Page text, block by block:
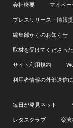
会社概要 マイペー
プレスリリース・情報
編集部からのお知らせ
取材を受けてくださっ
サイト利用規約
利用者情報の外部送信
毎日が発見ネット
レタスクラブ
楽